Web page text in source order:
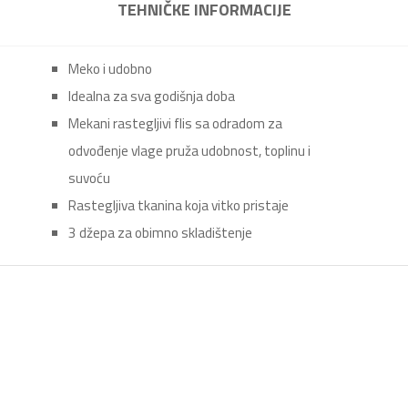
TEHNIČKE INFORMACIJE
Meko i udobno
Idealna za sva godišnja doba
Mekani rastegljivi flis sa odradom za
odvođenje vlage pruža udobnost, toplinu i
suvoću
Rastegljiva tkanina koja vitko pristaje
3 džepa za obimno skladištenje